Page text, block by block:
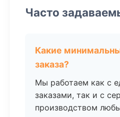
Часто
Какие
заказа?
Мы работаем как с
заказами, так и с
производством